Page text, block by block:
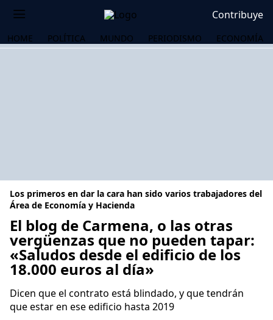
Contribuye
HOME POLÍTICA MUNDO PERIODISMO ECONOMÍA
Los primeros en dar la cara han sido varios trabajadores del
Área de Economía y Hacienda
El blog de Carmena, o las otras
vergüenzas que no pueden tapar:
«Saludos desde el edificio de los
18.000 euros al día»
Dicen que el contrato está blindado, y que tendrán
que estar en ese edificio hasta 2019